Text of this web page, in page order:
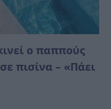
ο παππούς
πισίνα – «Πάει